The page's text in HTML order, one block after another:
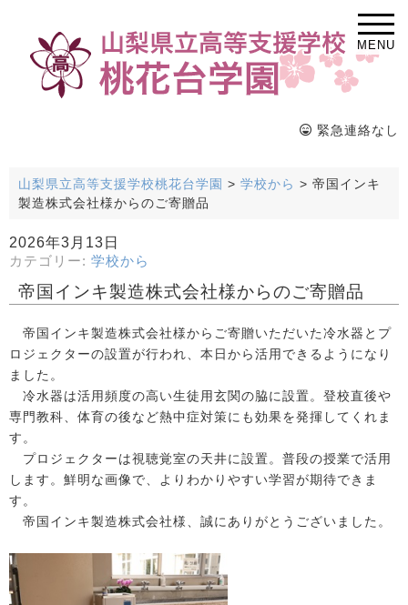
MENU
緊急連絡なし
山梨県立高等支援学校桃花台学園 > 学校から > 帝国インキ
製造株式会社様からのご寄贈品
2026年3月13日
カテゴリー: 学校から
帝国インキ製造株式会社様からのご寄贈品
帝国インキ製造株式会社様からご寄贈いただいた冷水器とプ
ロジェクターの設置が行われ、本日から活用できるようになり
ました。
冷水器は活用頻度の高い生徒用玄関の脇に設置。登校直後や
専門教科、体育の後など熱中症対策にも効果を発揮してくれま
す。
プロジェクターは視聴覚室の天井に設置。普段の授業で活用
します。鮮明な画像で、よりわかりやすい学習が期待できま
す。
帝国インキ製造株式会社様、誠にありがとうございました。